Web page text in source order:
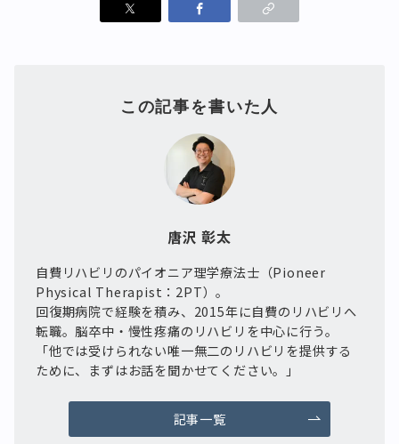
この記事を書いた人
唐沢 彰太
自費リハビリのパイオニア理学療法士（Pioneer
Physical Therapist：2PT）。
回復期病院で経験を積み、2015年に自費のリハビリへ
転職。脳卒中・慢性疼痛のリハビリを中心に行う。
「他では受けられない唯一無二のリハビリを提供する
ために、まずはお話を聞かせてください。」
記事一覧